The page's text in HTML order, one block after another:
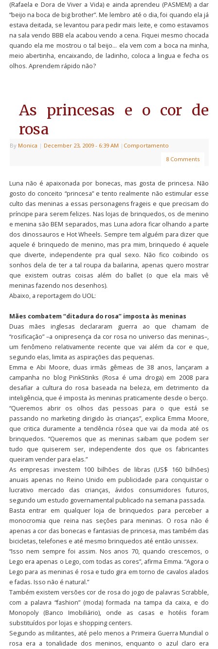
(Rafaela e Dora de Viver a Vida) e ainda aprendeu (PASMEM) a dar
“beijo na boca de big brother”. Me lembro até o dia, foi quando ela já
estava deitada, se levantou para pedir mais leite, e como estavamos
na sala vendo BBB ela acabou vendo a cena. Fiquei mesmo chocada
quando ela me mostrou o tal beijo… ela vem com a boca na minha,
meio abertinha, encaixando, de ladinho, coloca a lingua e fecha os
olhos. Aprendem rápido não?
As princesas e o cor de
rosa
By Monica | December 23, 2009 - 6:39 AM | Comportamento
8 Comments
Luna não é apaixonada por bonecas, mas gosta de princesa. Não
gosto do conceito “princesa” e tento realmente não estimular esse
culto das meninas a essas personagens frageis e que precisam do
príncipe para serem felizes. Nas lojas de brinquedos, os de menino
e menina são BEM separados, mas Luna adora ficar olhando a parte
dos dinossauros e Hot Wheels. Sempre tem alguém para dizer que
aquele é brinquedo de menino, mas pra mim, brinquedo é aquele
que diverte, independente pra qual sexo. Não fico coibindo os
sonhos dela de ter a tal roupa da bailarina, apenas quero mostrar
que existem outras coisas além do ballet (o que ela mais vê
meninas fazendo nos desenhos).
Abaixo, a reportagem do UOL:
Mães combatem “ditadura do rosa” imposta às meninas
Duas mães inglesas declararam guerra ao que chamam de
“rosificação” –a onipresença da cor rosa no universo das meninas–,
um fenômeno relativamente recente que vai além da cor e que,
segundo elas, limita as aspirações das pequenas.
Emma e Abi Moore, duas irmãs gêmeas de 38 anos, lançaram a
campanha no blog PinkStinks (Rosa é uma droga) em 2008 para
desafiar a cultura do rosa baseada na beleza, em detrimento da
inteligência, que é imposta às meninas praticamente desde o berço.
“Queremos abrir os olhos das pessoas para o que está se
passando no marketing dirigido às crianças”, explica Emma Moore,
que critica duramente a tendência rósea que vai da moda até os
brinquedos. “Queremos que as meninas saibam que podem ser
tudo que quiserem ser, independente dos que os fabricantes
queiram vender para elas.”
As empresas investem 100 bilhões de libras (US$ 160 bilhões)
anuais apenas no Reino Unido em publicidade para conquistar o
lucrativo mercado das crianças, ávidos consumidores futuros,
segundo um estudo governamental publicado na semana passada.
Basta entrar em qualquer loja de brinquedos para perceber a
monocromia que reina nas seções para meninas. O rosa não é
apenas a cor das bonecas e fantasias de princesa, mas também das
bicicletas, telefones e até mesmo brinquedos até então unissex.
“Isso nem sempre foi assim. Nos anos 70, quando crescemos, o
Lego era apenas o Lego, com todas as cores”, afirma Emma. “Agora o
Lego para as meninas é rosa e tudo gira em torno de cavalos alados
e fadas. Isso não é natural.”
Também existem versões cor de rosa do jogo de palavras Scrabble,
com a palavra “fashion” (moda) formada na tampa da caixa, e do
Monopoly (Banco Imobiliário), onde as casas e hotéis foram
substituídos por lojas e shopping centers.
Segundo as militantes, até pelo menos a Primeira Guerra Mundial o
rosa era a tonalidade dos meninos, enquanto o azul claro era